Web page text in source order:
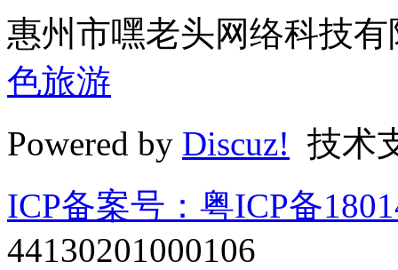
惠州市嘿老头网络科技
色旅游
Powered by Discuz! 技术
ICP备案号：粤ICP备
44130201000106